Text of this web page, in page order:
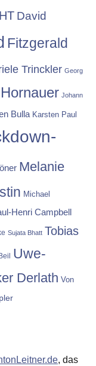
David
Fitzgerald
Trinckler Georg
Johann
Bulla Karsten Paul
Melanie
Michael
Henri Campbell
Sujata Bhatt Tobias
Uwe-
Derlath Von
, das